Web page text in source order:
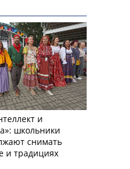
и
школьники
снимать
и традициях